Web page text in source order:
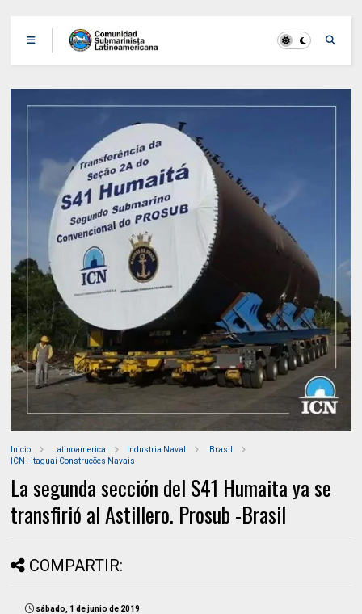
Inicio Latinoamerica Industria Naval
.Brasil
ICN - Itaguaí Construções Navais
La segunda sección del S41 Humaita ya se
transfirió al Astillero. Prosub -Brasil
COMPARTIR:
sábado, 1 de junio de 2019